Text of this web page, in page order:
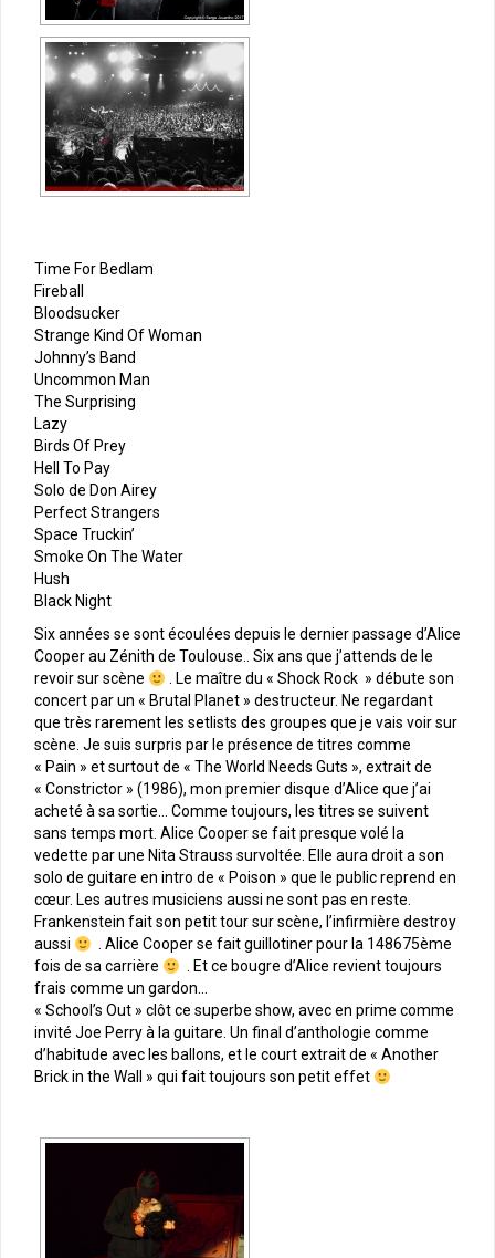
Time For Bedlam
Fireball
Bloodsucker
Strange Kind Of Woman
Johnny’s Band
Uncommon Man
The Surprising
Lazy
Birds Of Prey
Hell To Pay
Solo de Don Airey
Perfect Strangers
Space Truckin’
Smoke On The Water
Hush
Black Night
Six années se sont écoulées depuis le dernier passage d’Alice
Cooper au Zénith de Toulouse.. Six ans que j’attends de le
revoir sur scène
. Le maître du « Shock Rock » débute son
concert par un « Brutal Planet » destructeur. Ne regardant
que très rarement les setlists des groupes que je vais voir sur
scène. Je suis surpris par le présence de titres comme
« Pain » et surtout de « The World Needs Guts », extrait de
« Constrictor » (1986), mon premier disque d’Alice que j’ai
acheté à sa sortie… Comme toujours, les titres se suivent
sans temps mort. Alice Cooper se fait presque volé la
vedette par une Nita Strauss survoltée. Elle aura droit a son
solo de guitare en intro de « Poison » que le public reprend en
cœur. Les autres musiciens aussi ne sont pas en reste.
Frankenstein fait son petit tour sur scène, l’infirmière destroy
aussi
. Alice Cooper se fait guillotiner pour la 148675ème
fois de sa carrière
. Et ce bougre d’Alice revient toujours
frais comme un gardon…
« School’s Out » clôt ce superbe show, avec en prime comme
invité Joe Perry à la guitare. Un final d’anthologie comme
d’habitude avec les ballons, et le court extrait de « Another
Brick in the Wall » qui fait toujours son petit effet